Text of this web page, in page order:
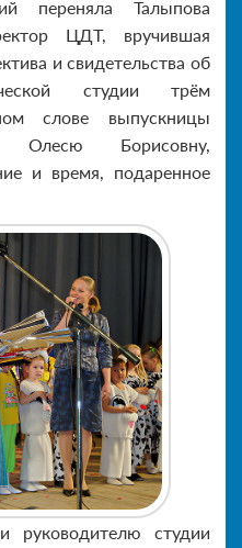
переняла Талыпова
ЦДТ, вручившая
и свидетельства об
студии трём
слове выпускницы
Олесю Борисовну,
и время, подаренное
руководителю студии